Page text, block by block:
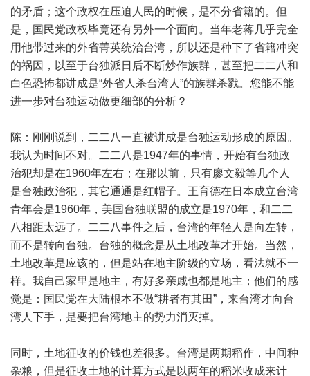
的矛盾；这个政权在压迫人民的时候，是不分省籍的。但
是，国民党政权毕竟还有另外一个面向。当年老蒋几乎完全
用他带过来的外省菁英统治台湾，所以还是种下了省籍冲突
的祸因，以至于台独派日后不断炒作族群，甚至把二二八和
白色恐怖都讲成是“外省人杀台湾人”的族群杀戮。您能不能
进一步对台独运动做更细部的分析？
陈：刚刚说到，二二八一直被讲成是台独运动形成的原因。
我认为时间不对。二二八是1947年的事情，开始有台独政
治犯却是在1960年左右；在那以前，只有廖文毅等几个人
是台独政治犯，其它通通是红帽子。王育德在日本成立台湾
青年会是1960年，美国台独联盟的成立是1970年，和二二
八相距太远了。二二八事件之后，台湾的年轻人是向左转，
而不是转向台独。台独的概念是从土地改革才开始。当然，
土地改革是应该的，但是站在地主阶级的立场，看法就不一
样。我自己家里是地主，有好多亲戚也都是地主；他们的感
觉是：国民党在大陆根本不做“耕者有其田”，来台湾才向台
湾人下手，是要把台湾地主的势力消灭掉。
同时，土地征收的价钱也差很多。台湾是两期稻作，中间种
杂粮，但是征收土地的计算方式是以两年的稻米收成来计